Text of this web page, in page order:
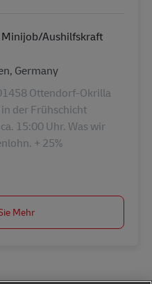
Aushilfskraft
Germany
Ottendorf-Okrilla
der Frühschicht
15:00 Uhr. Was wir
+ 25%
Mehr